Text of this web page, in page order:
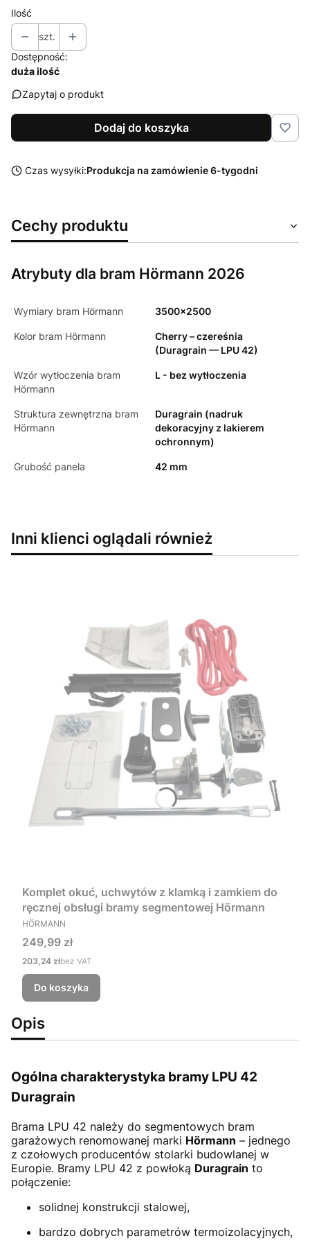
Ilość
szt.
Dostępność:
duża ilość
Zapytaj o produkt
Dodaj do koszyka
Czas wysyłki:Produkcja na zamówienie 6-tygodni
Cechy produktu
Atrybuty dla bram Hörmann 2026
Wymiary bram Hörmann 3500x2500
Kolor bram Hörmann
Cherry – czereśnia
(Duragrain — LPU 42)
Wzór wytłoczenia bram
Hörmann
L - bez wytłoczenia
Struktura zewnętrzna bram
Hörmann
Duragrain (nadruk
dekoracyjny z lakierem
ochronnym)
Grubość panela 42 mm
Inni klienci oglądali również
Komplet okuć, uchwytów z klamką i zamkiem do
ręcznej obsługi bramy segmentowej Hörmann
PRODUCENT
HÖRMANN
Cena
249,99 zł
Cena
203,24 złbez VAT
Do koszyka
Opis
Ogólna charakterystyka bramy LPU 42
Duragrain
Brama LPU 42 należy do segmentowych bram
garażowych renomowanej marki Hörmann – jednego
z czołowych producentów stolarki budowlanej w
Europie. Bramy LPU 42 z powłoką Duragrain to
połączenie:
solidnej konstrukcji stalowej,
bardzo dobrych parametrów termoizolacyjnych,